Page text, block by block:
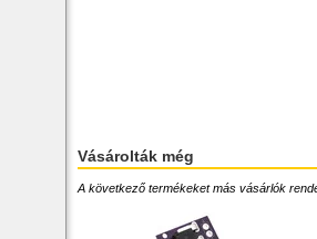
Vásárolták még
A következő termékeket más vásárlók